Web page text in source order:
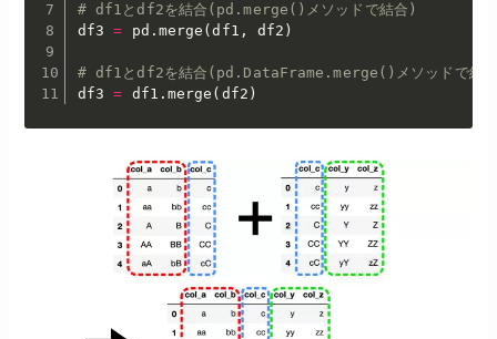
# df1とdf2を結合(pd.merge()メソッドで結合)
df3 = pd . merge (df1 , df2 )
# df1とdf2を結合(pd.DataFrame.merge()メソッドで結
df3 = df1 . merge ( df2 )